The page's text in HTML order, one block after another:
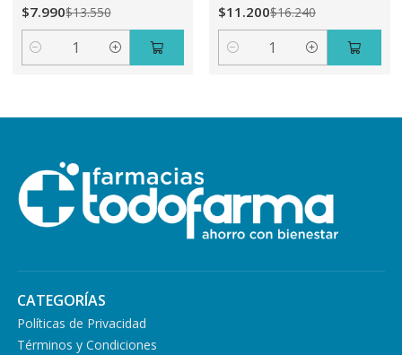
$7.990$13.550
Cantidad
$11.200$16.240
Cantidad
CATEGORÍAS
Políticas de Privacidad
Términos y Condiciones